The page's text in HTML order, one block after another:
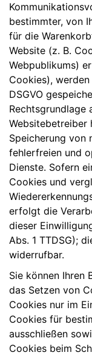
bestimmter, von
für die
Website (z. B.
Webpublikums)
Cookies),
DSGVO
Rechtsgrundlage
Websitebetreiber
Speicherung von
fehlerfreien und
Dienste. Sofern
Cookies und
erfolgt die
dieser
Abs. 1 TTDSG);
widerrufbar.
Sie können Ihren
das Setzen von
Cookies nur im
Cookies für
ausschließen
Cookies beim